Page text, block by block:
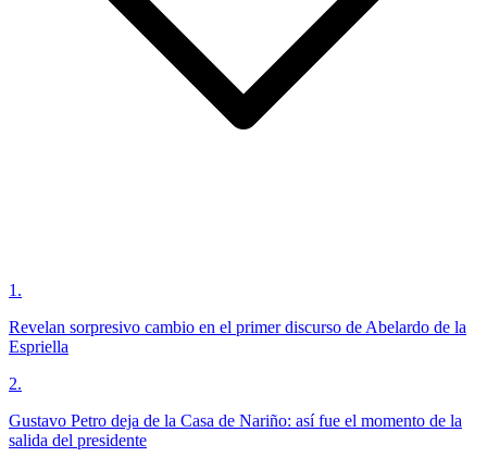
1 .
Revelan sorpresivo cambio en el primer discurso de Abelardo de la
Espriella
2.
Gustavo Petro deja de la Casa de Nariño: así fue el momento de la
salida del presidente